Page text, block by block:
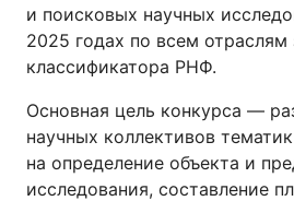
и поисковых научных
2025 годах по всем отраслям
классификатора РНФ.
Основная цель конкурса —
научных коллективов
на определение объекта и
исследования, составление